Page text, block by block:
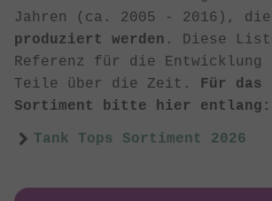
Jahren (ca. 2005 - 2016), die
produziert werden . Diese
Referenz für die Entwicklung
Teile über die Zeit. Für das
Sortiment bitte hier entlang:
Tank Tops Sortiment 2026